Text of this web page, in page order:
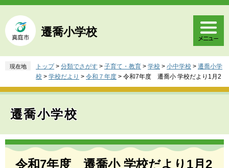
ペ
ジ
の
頭
。
メ
ュ
ー
飛
て
遷喬小学校
現在地 トップ > 分類でさがす > 子育て・教育 > 学校 > 小中学校 > 遷喬小学
校 > 学校だより > 令和７年度 > 令和7年度 遷喬小 学校だより1月2
遷喬小学校
本
令和7年度 遷喬小 学校だより1月2